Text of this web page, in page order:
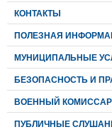
КОНТАКТЫ
ПОЛЕЗНАЯ
МУНИЦИПАЛЬНЫЕ
БЕЗОПАСНОСТЬ И
ВОЕННЫЙ
ПУБЛИЧНЫЕ